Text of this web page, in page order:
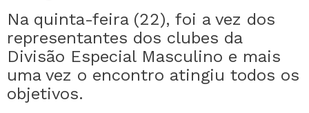
Na quinta-feira (22), foi a vez dos
representantes dos clubes da
Divisão Especial Masculino e mais
uma vez o encontro atingiu todos os
objetivos.